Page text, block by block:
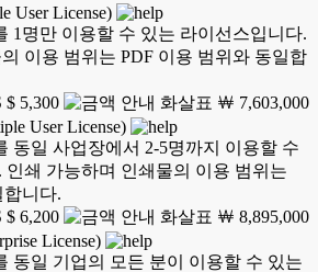
User License)
1명만 이용할 수 있는 라이선스입니다.
이용 범위는 PDF 이용 범위와 동일합
$ 5,300
￦ 7,603,000
User License)
동일 사업장에서 2-5명까지 이용할 수
인쇄 가능하며 인쇄물의 이용 범위는
합니다.
$ 6,200
￦ 8,895,000
License)
동일 기업의 모든 분이 이용할 수 있는